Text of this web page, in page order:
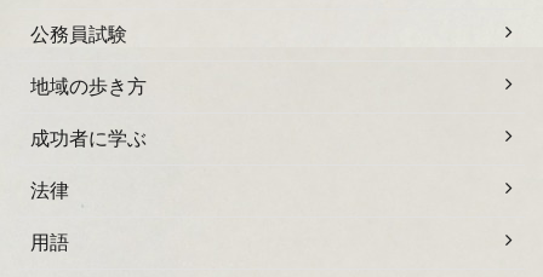
公務員試験
地域の歩き方
成功者に学ぶ
法律
用語